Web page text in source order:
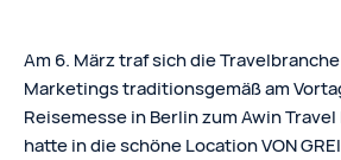
Am 6. März traf sich die
Marketings traditionsgemäß am
Reisemesse in Berlin zum Awin
hatte in die schöne Location VON